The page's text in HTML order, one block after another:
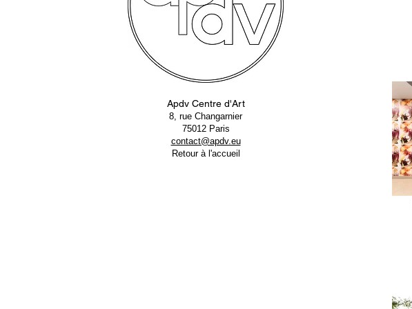
Retour à l'accueil
Apdv Centre d'Art
8, rue Changarnier
75012 Paris
contact@apdv.eu